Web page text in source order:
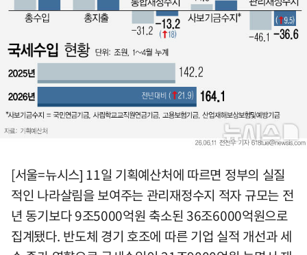
[서울=뉴시스] 11일 기획예산처에 따르면 정부의 실질
적인 나라살림을 보여주는 관리재정수지 적자 규모는 전
년 동기보다 9조5000억원 축소된 36조6000억원으로
집계됐다. 반도체 경기 호조에 따른 기업 실적 개선과 세